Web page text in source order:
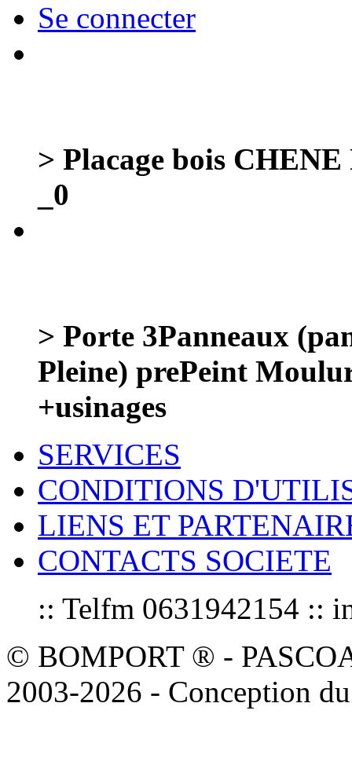
Se connecter
> Placage bois
_0
> Porte 3Panneaux
Pleine) prePeint
+usinages
SERVICES
CONDITIONS
LIENS ET
CONTACTS SOCIETE
:: Telfm 0631942154 ::
© BOMPORT ® -
2003-2026 - Conception